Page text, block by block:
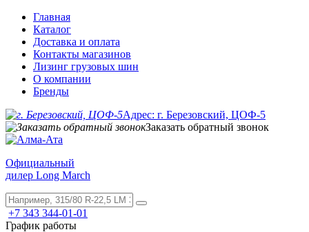
Главная
Каталог
Доставка и оплата
Контакты магазинов
Лизинг грузовых шин
О компании
Бренды
Адрес: г. Березовский, ЦОФ-5
Заказать обратный звонок
Официальный
дилер Long March
+7 343 344-01-01
График работы